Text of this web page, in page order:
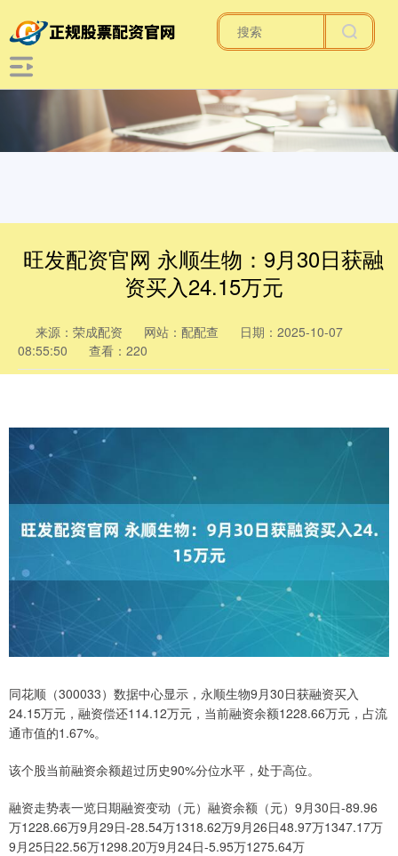
旺发配资官网 永顺生物：9月30日获融
资买入24.15万元
来源：荣成配资 网站：配配查
日期：2025-10-07
08:55:50
查看：220
同花顺（300033）数据中心显示，永顺生物9月30日获融资买入
24.15万元，融资偿还114.12万元，当前融资余额1228.66万元，占流
通市值的1.67%。
该个股当前融资余额超过历史90%分位水平，处于高位。
融资走势表一览日期融资变动（元）融资余额（元）9月30日-89.96
万1228.66万9月29日-28.54万1318.62万9月26日48.97万1347.17万
9月25日22.56万1298.20万9月24日-5.95万1275.64万